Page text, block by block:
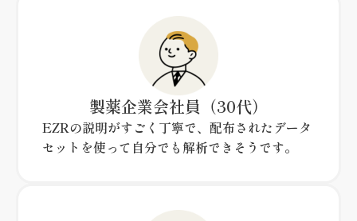
製薬企業会社員 （30代）
EZRの説明がすごく丁寧で、配布されたデータ
セットを使って自分でも解析できそうです。